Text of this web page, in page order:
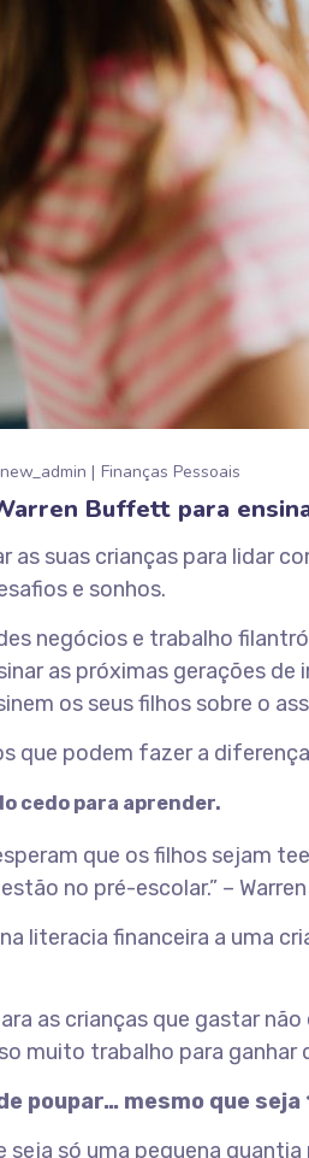
Finanças Pessoais
Buffett para
as suas crianças para lidar
e sonhos.
negócios e trabalho
as próximas gerações
os seus filhos sobre o
que podem fazer a
cedo para aprender.
que os filhos sejam
no pré-escolar.” –
literacia financeira a uma
as crianças que gastar
muito trabalho para
poupar… mesmo que seja
seja só uma pequena